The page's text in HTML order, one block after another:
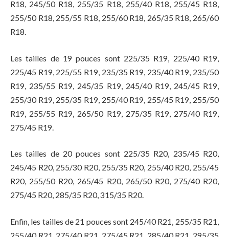
R18, 245/50 R18, 255/35 R18, 255/40 R18, 255/45 R18,
255/50 R18, 255/55 R18, 255/60 R18, 265/35 R18, 265/60
R18.
Les tailles de 19 pouces sont 225/35 R19, 225/40 R19,
225/45 R19, 225/55 R19, 235/35 R19, 235/40 R19, 235/50
R19, 235/55 R19, 245/35 R19, 245/40 R19, 245/45 R19,
255/30 R19, 255/35 R19, 255/40 R19, 255/45 R19, 255/50
R19, 255/55 R19, 265/50 R19, 275/35 R19, 275/40 R19,
275/45 R19.
Les tailles de 20 pouces sont 225/35 R20, 235/45 R20,
245/45 R20, 255/30 R20, 255/35 R20, 255/40 R20, 255/45
R20, 255/50 R20, 265/45 R20, 265/50 R20, 275/40 R20,
275/45 R20, 285/35 R20, 315/35 R20.
Enfin, les tailles de 21 pouces sont 245/40 R21, 255/35 R21,
255/40 R21, 275/40 R21, 275/45 R21, 285/40 R21, 295/35